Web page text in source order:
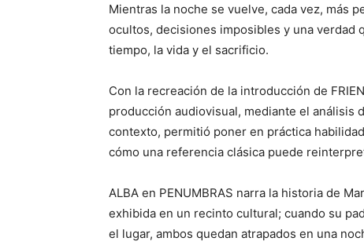
Mientras la noche se vuelve, cada vez, más
ocultos, decisiones imposibles y una verdad
tiempo, la vida y el sacrificio.
Con la recreación de la introducción de
producción audiovisual, mediante el análisis
contexto, permitió poner en práctica
cómo una referencia clásica puede
ALBA en PENUMBRAS narra la historia de
exhibida en un recinto cultural; cuando su
el lugar, ambos quedan atrapados en una